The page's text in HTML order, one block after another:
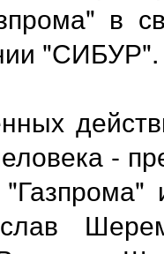
в
"СИБУР".
-